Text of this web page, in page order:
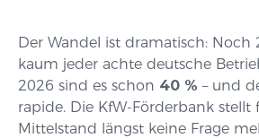
Der Wandel ist dramatisch: Noch
kaum jeder achte deutsche
2026 sind es schon 40 % – und
rapide. Die KfW-Förderbank stellt
Mittelstand längst keine Frage